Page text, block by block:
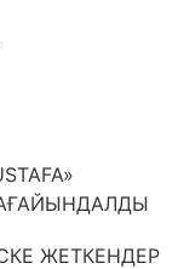
ЖЕТКЕНДЕР